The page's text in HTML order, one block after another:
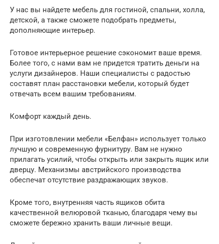
У нас вы найдете мебель для гостиной, спальни, холла,
детской, а также сможете подобрать предметы,
дополняющие интерьер.
Готовое интерьерное решение сэкономит ваше время.
Более того, с нами вам не придется тратить деньги на
услуги дизайнеров. Наши специалисты с радостью
составят план расстановки мебели, который будет
отвечать всем вашим требованиям.
Комфорт каждый день.
При изготовлении мебели «Белфан» использует только
лучшую и современную фурнитуру. Вам не нужно
прилагать усилий, чтобы открыть или закрыть ящик или
дверцу. Механизмы австрийского производства
обеспечат отсутствие раздражающих звуков.
Кроме того, внутренняя часть ящиков обита
качественной велюровой тканью, благодаря чему вы
сможете бережно хранить ваши личные вещи.